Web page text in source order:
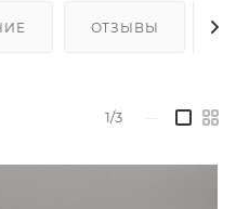
ОТЗЫВЫ
1/3